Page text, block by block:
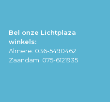
Bel onze Lichtplaza
winkels:
Almere: 036-5490462
Zaandam: 075-6121935